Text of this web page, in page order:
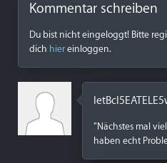
Kommentar schreiben
Du bist nicht eingeloggt! Bitte
dich hiereinloggen.
"Nächstes mal
haben echt